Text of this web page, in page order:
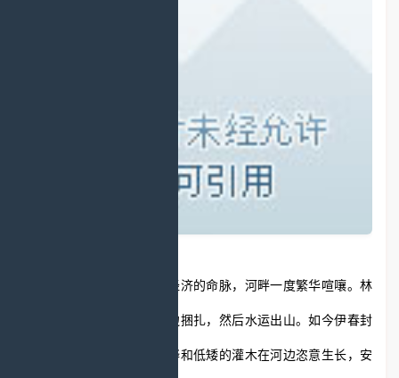
曾经，汤旺河是伊春林业经济的命脉，河畔一度繁华喧嚷。林
场工人伐木后将其运到河边捆扎，然后水运出山。如今伊春封
山育林，高大的红松、白桦和低矮的灌木在河边恣意生长，安